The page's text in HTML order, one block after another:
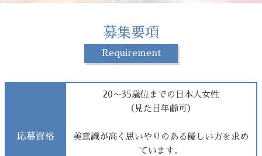
募集要項
Requirement
応募資格
20〜35歳位までの日本人女性
（見た目年齢可）
美意識が高く思いやりのある優しい方を求め
ています。